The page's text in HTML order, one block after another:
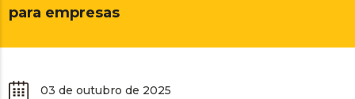
para empresas
03 de outubro de 2025